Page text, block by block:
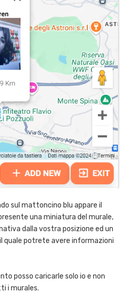
sul mattoncino blu appare il
una miniatura del murale,
dalla vostra posizione ed un
quale potrete avere informazioni
posso caricarle solo io e non
i murales.